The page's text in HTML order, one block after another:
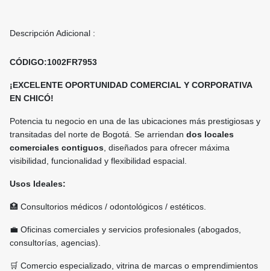
Descripción Adicional :
CÓDIGO:1002FR7953
¡EXCELENTE OPORTUNIDAD COMERCIAL Y CORPORATIVA
EN CHICÓ!
Potencia tu negocio en una de las ubicaciones más prestigiosas y
transitadas del norte de Bogotá. Se arriendan dos locales
comerciales contiguos , diseñados para ofrecer máxima
visibilidad, funcionalidad y flexibilidad espacial.
Usos Ideales:
🏥 Consultorios médicos / odontológicos / estéticos.
💼 Oficinas comerciales y servicios profesionales (abogados,
consultorías, agencias).
🛒 Comercio especializado, vitrina de marcas o emprendimientos